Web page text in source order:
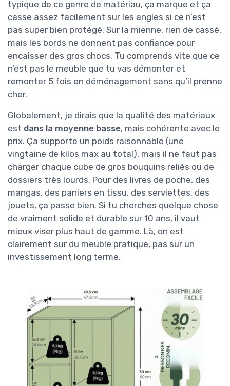
typique de ce genre de matériau, ça marque et ça
casse assez facilement sur les angles si ce n’est
pas super bien protégé. Sur la mienne, rien de cassé,
mais les bords ne donnent pas confiance pour
encaisser des gros chocs. Tu comprends vite que ce
n’est pas le meuble que tu vas démonter et
remonter 5 fois en déménagement sans qu’il prenne
cher.
Globalement, je dirais que la qualité des matériaux
est dans la moyenne basse, mais cohérente avec le
prix. Ça supporte un poids raisonnable (une
vingtaine de kilos max au total), mais il ne faut pas
charger chaque cube de gros bouquins reliés ou de
dossiers très lourds. Pour des livres de poche, des
mangas, des paniers en tissu, des serviettes, des
jouets, ça passe bien. Si tu cherches quelque chose
de vraiment solide et durable sur 10 ans, il vaut
mieux viser plus haut de gamme. Là, on est
clairement sur du meuble pratique, pas sur un
investissement long terme.